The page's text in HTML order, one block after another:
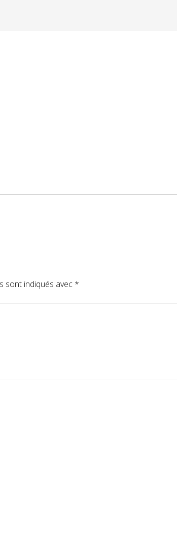
sont indiqués avec *